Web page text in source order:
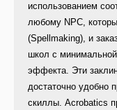
использованием
любому NPC,
(Spellmaking), и
школ с
эффекта. Эти
достаточно удобно
скиллы. Acrobatics